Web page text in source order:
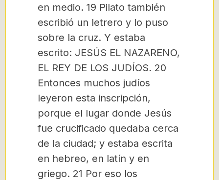
en medio. 19 Pilato también
escribió un letrero y lo puso
sobre la cruz. Y estaba
escrito: JESÚS EL NAZARENO,
EL REY DE LOS JUDÍOS. 20
Entonces muchos judíos
leyeron esta inscripción,
porque el lugar donde Jesús
fue crucificado quedaba cerca
de la ciudad; y estaba escrita
en hebreo, en latín y en
griego. 21 Por eso los